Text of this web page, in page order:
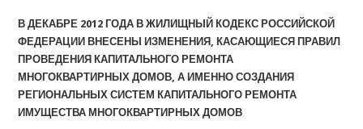
В ДЕКАБРЕ 2012 ГОДА В ЖИЛИЩНЫЙ КОДЕКС РОССИЙСКОЙ
ФЕДЕРАЦИИ ВНЕСЕНЫ ИЗМЕНЕНИЯ, КАСАЮЩИЕСЯ ПРАВИЛ
ПРОВЕДЕНИЯ КАПИТАЛЬНОГО РЕМОНТА
МНОГОКВАРТИРНЫХ ДОМОВ, А ИМЕННО СОЗДАНИЯ
РЕГИОНАЛЬНЫХ СИСТЕМ КАПИТАЛЬНОГО РЕМОНТА
ИМУЩЕСТВА МНОГОКВАРТИРНЫХ ДОМОВ